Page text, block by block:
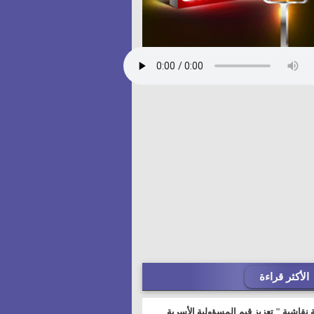
الأكثر قراءة
نقاشية " تعزيز قيم المسؤولية الأسرية